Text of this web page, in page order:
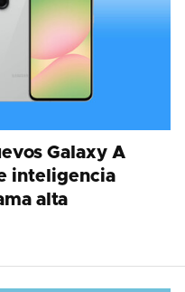
Galaxy A
inteligencia
alta